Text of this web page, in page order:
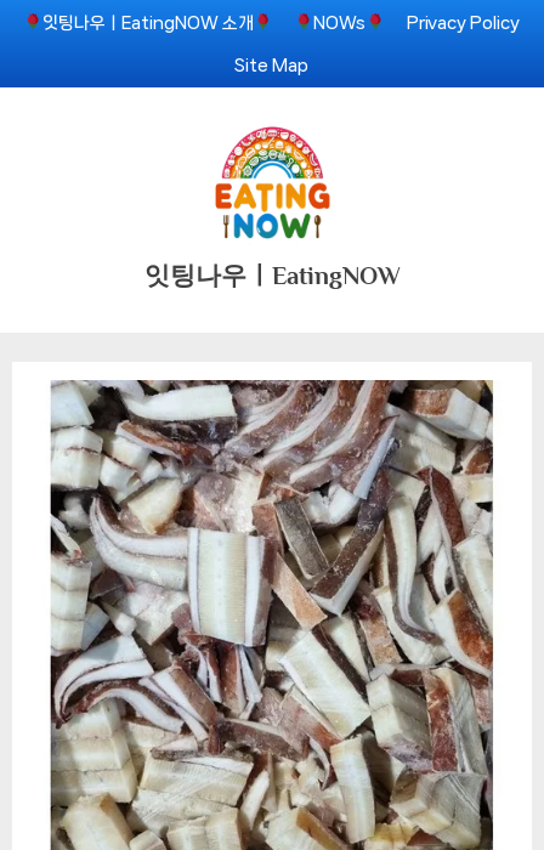
Skip
content
잇팅나우ㅣEatingNOW 소개 NOWs Privacy Policy
Site Map
잇팅나우ㅣEatingNOW